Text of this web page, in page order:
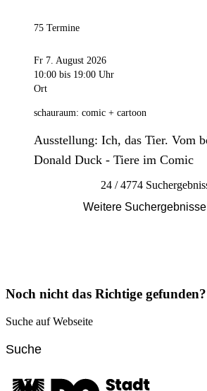
75 Termine
Fr 7. August 2026
10:00 bis 19:00 Uhr
Ort
schauraum: comic + cartoon
Ausstellung: Ich, das Tier. Vom
Donald Duck - Tiere im Comic
24 / 4774
Weitere
Noch nicht das Richtige gefunden?
Suche auf Webseite